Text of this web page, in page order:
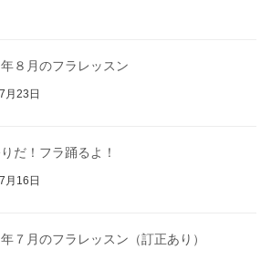
８月のフラレッスン
月23日
だ！フラ踊るよ！
月16日
７月のフラレッスン（訂正あり）